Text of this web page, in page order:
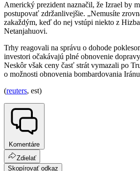
Americký prezident naznačil, že Izrael by
postupovať zdržanlivejšie. „Nemusíte
zakaždým, keď do nej vstúpi niekto z
Netanjahuovi.
Trhy reagovali na správu o dohode
investori očakávajú plné obnovenie
Neskôr však ceny časť strát vymazali po
o možnosti obnovenia bombardovania
(reuters, est)
Komentáre
Zdielať
Skopírovať odkaz